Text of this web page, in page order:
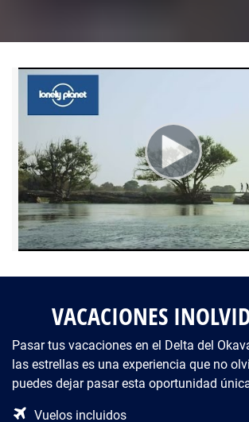
Fotos del viaje
Galería
VACACIONES
Pasar tus vacaciones en el Delta del
las estrellas es una experiencia que no
puedes dejar pasar esta oportunidad
Descripción del viaje
Vuelos incluidos